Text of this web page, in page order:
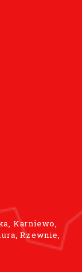
Karniewo,
Rzewnie,